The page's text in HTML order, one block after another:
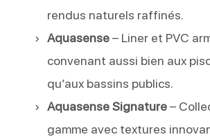
rendus naturels raffinés.
Aquasense– Liner et PVC
convenant aussi bien aux
qu’aux bassins publics.
Aquasense Signature–
gamme avec textures